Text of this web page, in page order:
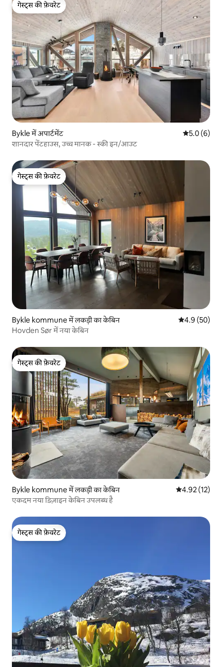
गेस्ट्स की फ़ेवरेट
गेस्ट्स की फ़ेवरेट
Bykle में अपार्टमेंट औसत रेटिंग 5
5.0 (6)
शानदार पेंटहाउस, उच्च मानक - स्की इन/आउट
गेस्ट्स की फ़ेवरेट
गेस्ट्स की फ़ेवरेट
Bykle kommune में लकड़ी का केबिन औसत रेटिंग 5 में
4.9 (50)
Hovden Sør में नया केबिन
गेस्ट्स की फ़ेवरेट
गेस्ट्स की फ़ेवरेट
Bykle kommune में लकड़ी का केबिन औसत रेटिंग 5 में
4.92 (12)
एकदम नया डिज़ाइन केबिन उपलब्ध है
गेस्ट्स की फ़ेवरेट
गेस्ट्स की फ़ेवरेट